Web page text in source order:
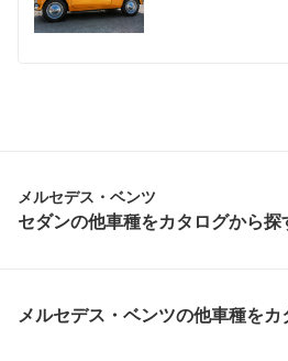
メルセデス・ベンツ
セダンの他車種をカタログから探
CLAクラス
メルセデス・ベンツの他車種を